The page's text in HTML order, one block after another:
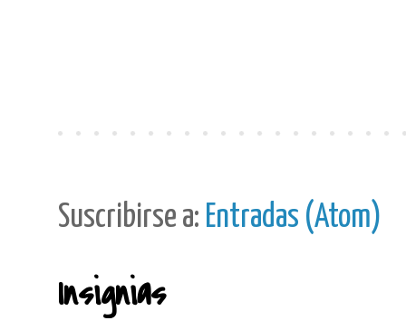
Suscribirse a: Entradas (Atom)
Insignias